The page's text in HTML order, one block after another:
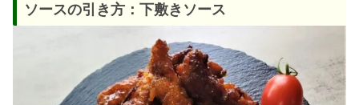
ソースの引き方：下敷きソース